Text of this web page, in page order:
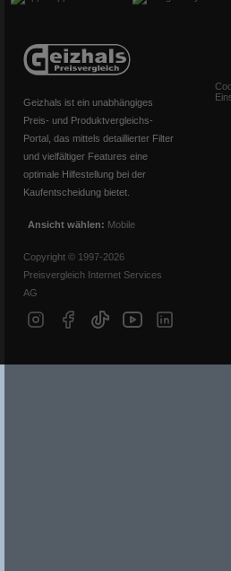
Geizhals ist ein unabhängiges
Preis- und Produktvergleichs-
Portal, das mittels detaillierter Filter
und vielfältiger Features eine
optimale Hilfestellung bei der
Kaufentscheidung bietet.
Ansicht wählen: Mobile
Copyright © 1997-2026
Preisvergleich Internet Services
AG